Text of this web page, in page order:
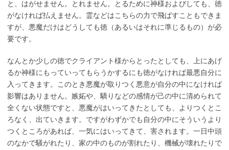
と、はがせません。とれません。とるために神様およびしても、徳
がなければ払えません。霊などはこちらの力で飛ばすこともできま
すが、悪魔だけはどうしても徳（あるいはそれに準じるもの）が必
要です。
なんとか少しの徳でクライアント様からとったとしても、上にあげ
るか神様にもっていってもらうかするにも徳がなければ最悪自分に
入ってきます。このとき悪魔が取りつく悪意が自分の中になければ
影響はありません。嫉妬や、驕りなどの感情が己の中に清められて
全くない状態ですと、悪魔がはいってきたとしても、よりつくとこ
ろなく、出ていきます。ですがわずかでも自分の中にそういうより
つくところがあれば、一気にはいってきて、害されます。一日中頭
のなかで騒がれたり、家の中のものが割れたり、機械が壊れたりで